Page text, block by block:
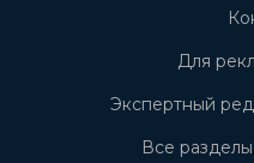
Для
Экспертный
Все